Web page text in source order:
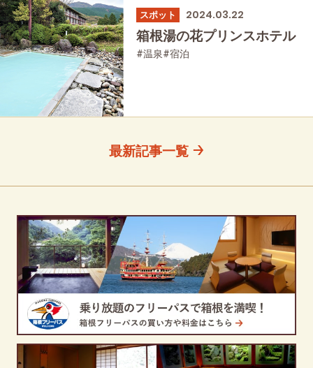
スポット 2024.03.22
箱根湯の花プリンスホテル
#温泉#宿泊
最新記事一覧